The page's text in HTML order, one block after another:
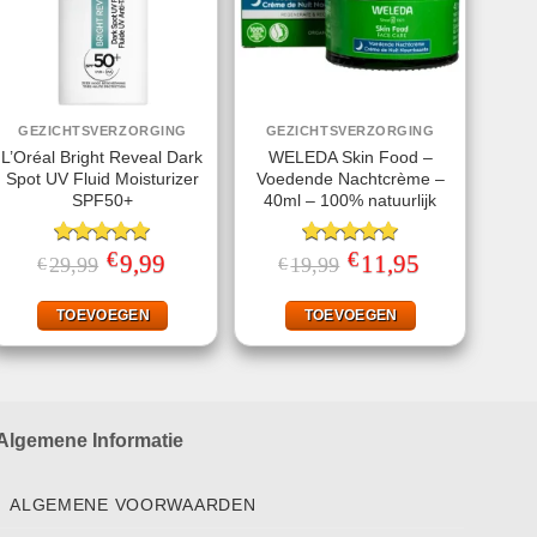
GEZICHTSVERZORGING
L’Oréal Bright Reveal Dark
Spot UV Fluid Moisturizer
SPF50+
Gewaardeerd
5.00 uit 5
€29,99 Oorspronkelijke
prijs
€29,99.
€9,99Huidige
€9,99.
TOEVOEGEN
GEZICHTSVERZORGING
WELEDA Skin Food –
Voedende Nachtcrème –
40ml – 100% natuurlijk
Gewaardeerd
5.00uit 5
€19,99 Oorspronkelijke
prijs
€19,99.
€ 11,95prijs
TOEVOEGEN
Informatie
ALGEMENE VOORWAARDEN